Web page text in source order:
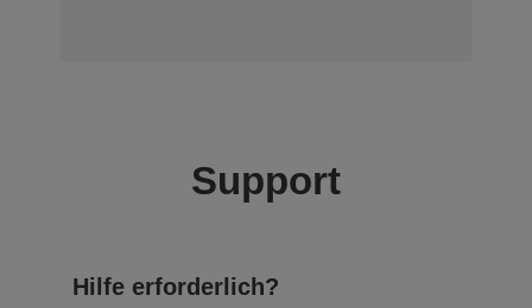
Support
Hilfe erforderlich?